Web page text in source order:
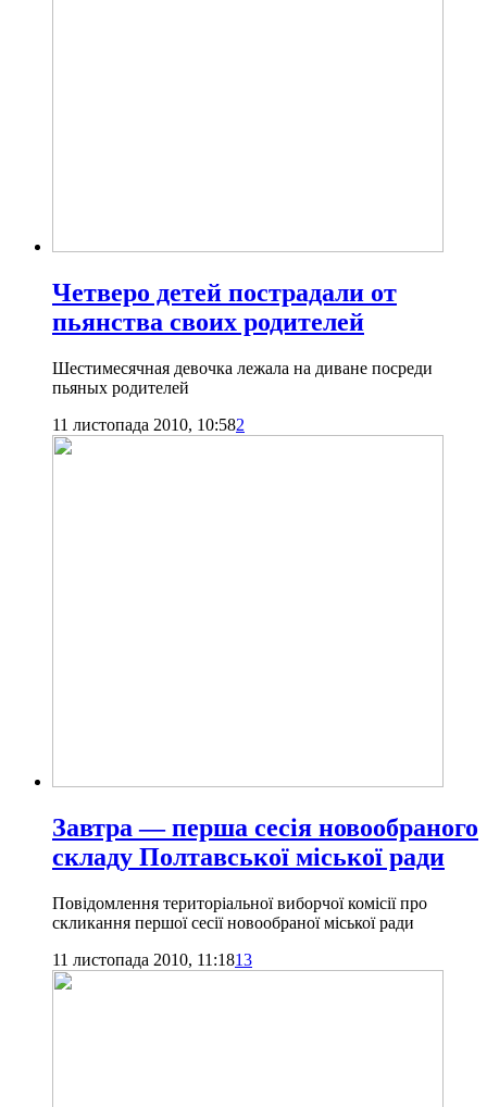
Четверо детей пострадали от
пьянства своих родителей
Шестимесячная девочка лежала на диване посреди
пьяных родителей
11 листопада 2010, 10:582
Завтра — перша сесія новообраного
складу Полтавської міської ради
Повідомлення територіальної виборчої комісії про
скликання першої сесії новообраної міської ради
11 листопада 2010, 11:1813